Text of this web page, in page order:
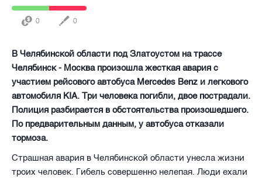
0 0
В Челябинской области под Златоустом на трассе
Челябинск - Москва произошла жесткая авария с
участием рейсового автобуса Mercedes Benz и легкового
автомобиля KIA. Три человека погибли, двое пострадали.
Полиция разбирается в обстоятельства произошедшего.
По предварительным данным, у автобуса отказали
тормоза.
Страшная авария в Челябинской области унесла жизни
троих человек. Гибель совершенно нелепая. Люди ехали